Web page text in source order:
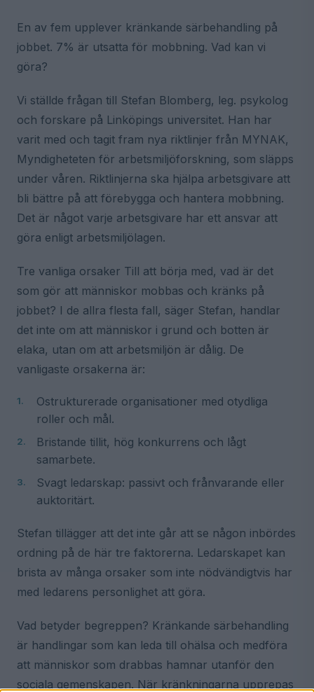
En av fem upplever kränkande särbehandling på
jobbet. 7% är utsatta för mobbning. Vad kan vi
göra?
Vi ställde frågan till Stefan Blomberg, leg. psykolog
och forskare på Linköpings universitet. Han har
varit med och tagit fram nya riktlinjer från MYNAK,
Myndigheteten för arbetsmiljöforskning, som släpps
under våren. Riktlinjerna ska hjälpa arbetsgivare att
bli bättre på att förebygga och hantera mobbning.
Det är något varje arbetsgivare har ett ansvar att
göra enligt arbetsmiljölagen.
Tre vanliga orsaker Till att börja med, vad är det
som gör att människor mobbas och kränks på
jobbet? I de allra flesta fall, säger Stefan, handlar
det inte om att människor i grund och botten är
elaka, utan om att arbetsmiljön är dålig. De
vanligaste orsakerna är:
Ostrukturerade organisationer med otydliga
roller och mål.
Bristande tillit, hög konkurrens och lågt
samarbete.
Svagt ledarskap: passivt och frånvarande eller
auktoritärt.
Stefan tillägger att det inte går att se någon inbördes
ordning på de här tre faktorerna. Ledarskapet kan
brista av många orsaker som inte nödvändigtvis har
med ledarens personlighet att göra.
Vad betyder begreppen? Kränkande särbehandling
är handlingar som kan leda till ohälsa och medföra
att människor som drabbas hamnar utanför den
sociala gemenskapen. När kränkningarna upprepas